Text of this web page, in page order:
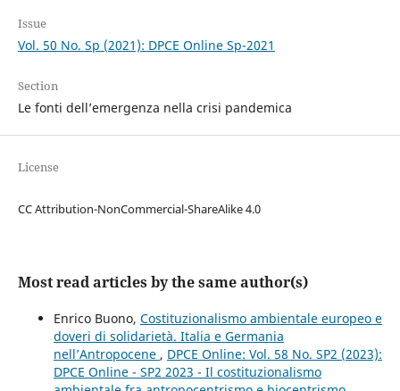
Issue
Vol. 50 No. Sp (2021): DPCE Online Sp-2021
Section
Le fonti dell’emergenza nella crisi pandemica
License
CC Attribution-NonCommercial-ShareAlike 4.0
Most read articles by the same author(s)
Enrico Buono, Costituzionalismo ambientale europeo e
doveri di solidarietà. Italia e Germania
nell’Antropocene , DPCE Online: Vol. 58 No. SP2 (2023):
DPCE Online - SP2 2023 - Il costituzionalismo